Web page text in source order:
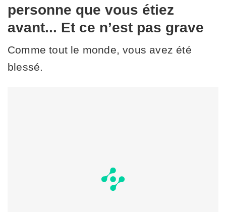
personne que vous étiez
avant... Et ce n’est pas grave
Comme tout le monde, vous avez été
blessé.